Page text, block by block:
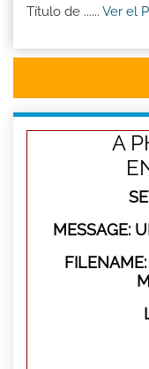
Título de ...... Ver el
A
MESSAGE: